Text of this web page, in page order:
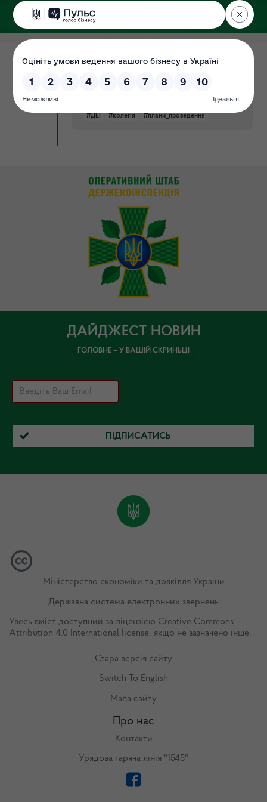
ДЕРЖЕКОІНСПЕКЦІЯ
22.01.2019
Документ
Державної екологічної інспекції
#ДЕІ #колегія #плани_проведення
ДАЙДЖЕСТ НОВИН
ГОЛОВНЕ – У ВАШІЙ СКРИНЬЦІ
ПІДПИСАТИСЬ
Міністерство економіки та довкілля України
Державна система електронних звернень
Увесь вміст доступний за ліцензією Creative Commons
Attribution 4.0 International license, якщо не зазначено інше.
Стара версія сайту
Switch To English
Мапа сайту
Про нас
Контакти
Урядова гаряча лінія "1545"